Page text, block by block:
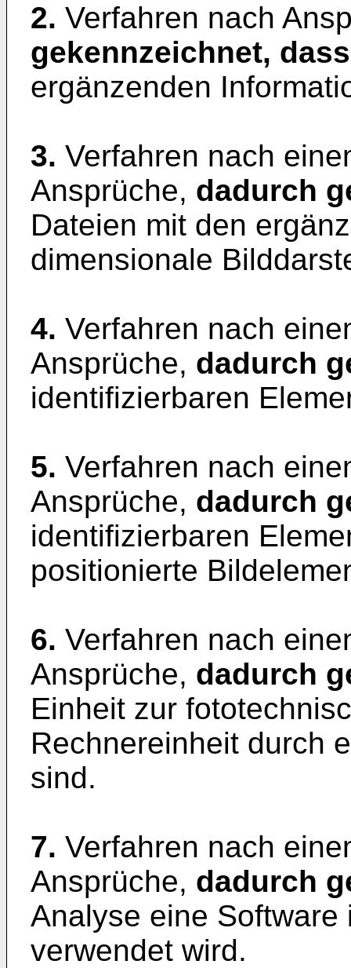
2. Verfahren nach
gekennzeichnet, dass
ergänzenden
3. Verfahren nach
Ansprüche, dadurch
Dateien mit den
dimensionale
4. Verfahren nach
Ansprüche, dadurch
identifizierbaren
5. Verfahren nach
Ansprüche, dadurch
identifizierbaren
positionierte
6. Verfahren nach
Ansprüche, dadurch
Einheit zur
Rechnereinheit durch
sind.
7. Verfahren nach
Ansprüche, dadurch
Analyse eine Software
verwendet wird.